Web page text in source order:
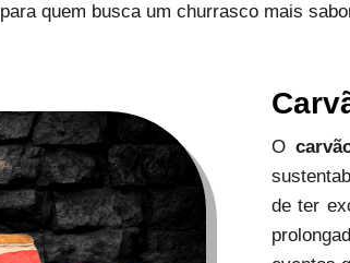
para quem busca um churrasco mais
O
de ter